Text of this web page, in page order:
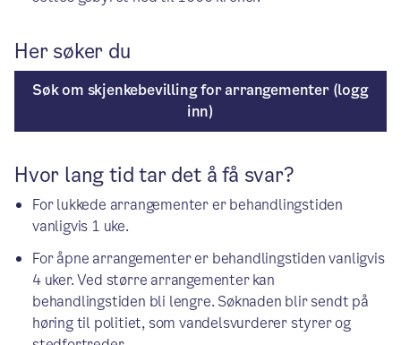
Her søker du
Søk om skjenkebevilling for arrangementer (logg
inn)
Hvor lang tid tar det å få svar?
For lukkede arrangementer er behandlingstiden
vanligvis 1 uke.
For åpne arrangementer er behandlingstiden vanligvis
4 uker. Ved større arrangementer kan
behandlingstiden bli lengre. Søknaden blir sendt på
høring til politiet, som vandelsvurderer styrer og